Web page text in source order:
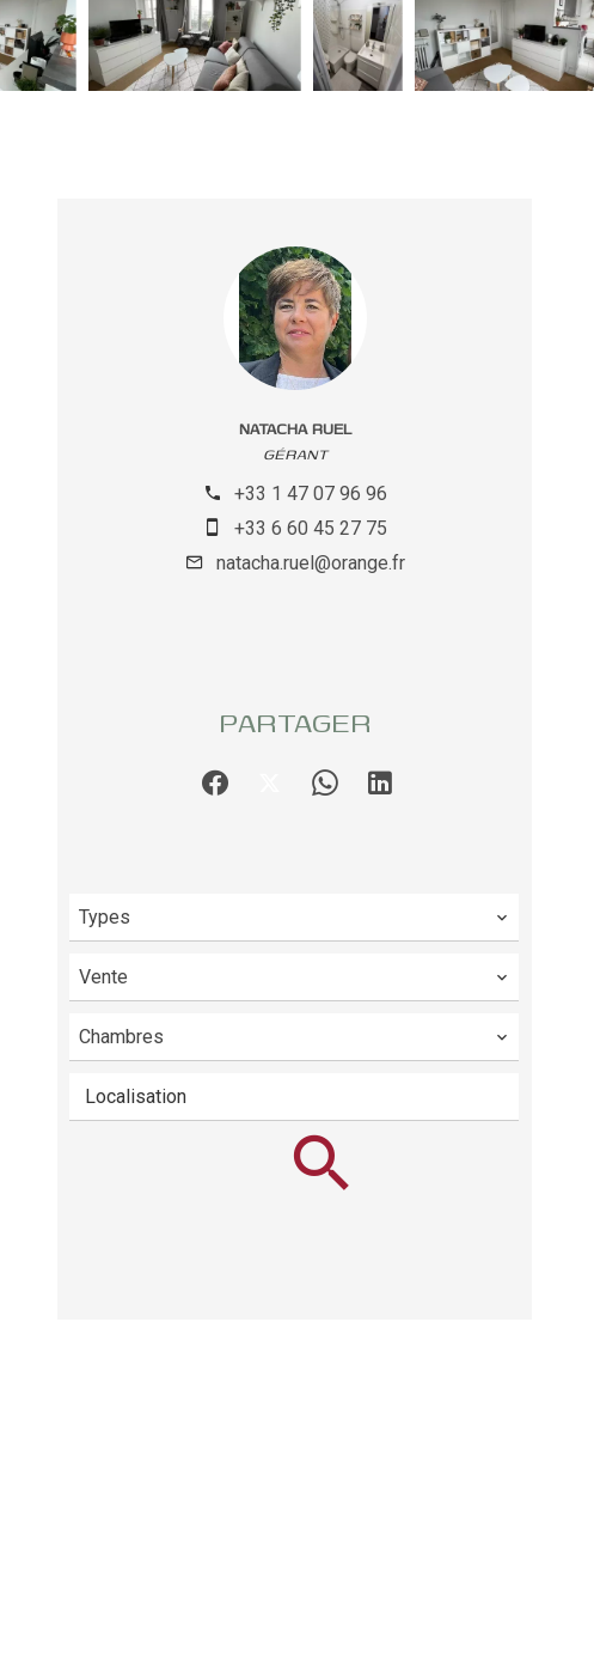
NATACHA RUEL
GÉRANT
+33 1 47 07 96 96
+33 6 60 45 27 75
natacha.ruel@orange.fr
PARTAGER
Types
Vente
Chambres
Localisation